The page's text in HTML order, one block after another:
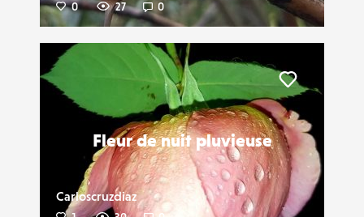
0 27 0
Fleur de nuit pluvieuse
Carloscruzdiaz
Liker